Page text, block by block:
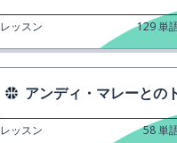
レッスン 129単
アンディ・マレーとの
レッスン 58単